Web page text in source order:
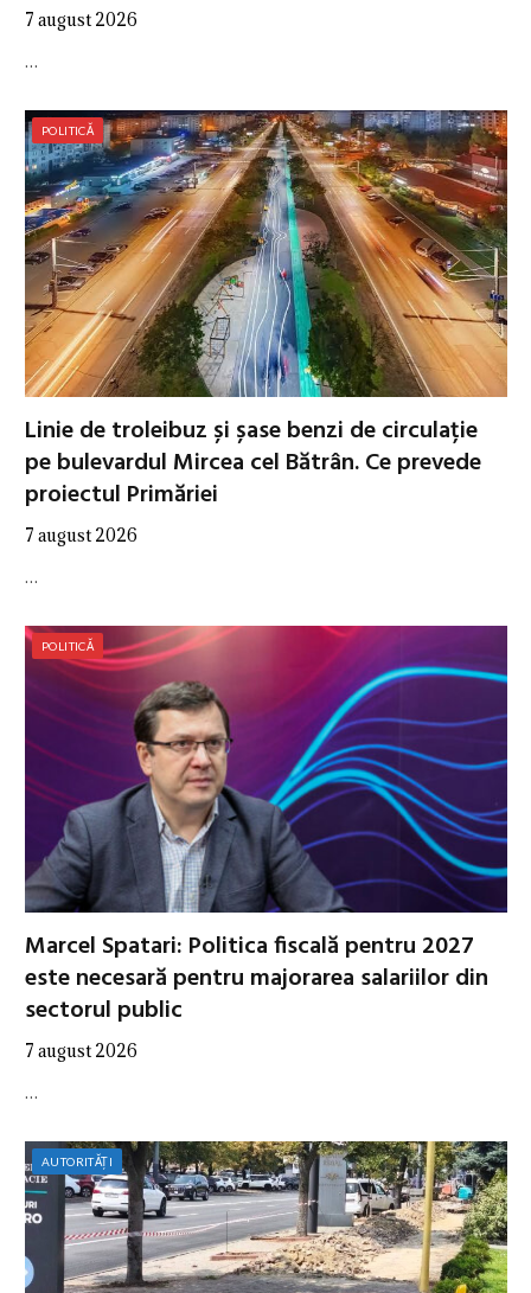
7 august 2026
…
POLITICĂ
Linie de troleibuz și șase benzi de circulație
pe bulevardul Mircea cel Bătrân. Ce prevede
proiectul Primăriei
7 august 2026
…
POLITICĂ
Marcel Spatari: Politica fiscală pentru 2027
este necesară pentru majorarea salariilor din
sectorul public
7 august 2026
…
AUTORITĂȚI